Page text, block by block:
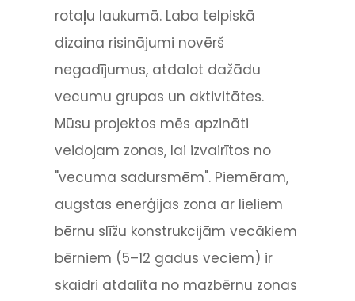
rotaļu laukumā. Laba telpiskā
dizaina risinājumi novērš
negadījumus, atdalot dažādu
vecumu grupas un aktivitātes.
Mūsu projektos mēs apzināti
veidojam zonas, lai izvairītos no
"vecuma sadursmēm". Piemēram,
augstas enerģijas zona ar lieliem
bērnu slīžu konstrukcijām vecākiem
bērniem (5–12 gadus veciem) ir
skaidri atdalīta no mazbērnu zonas